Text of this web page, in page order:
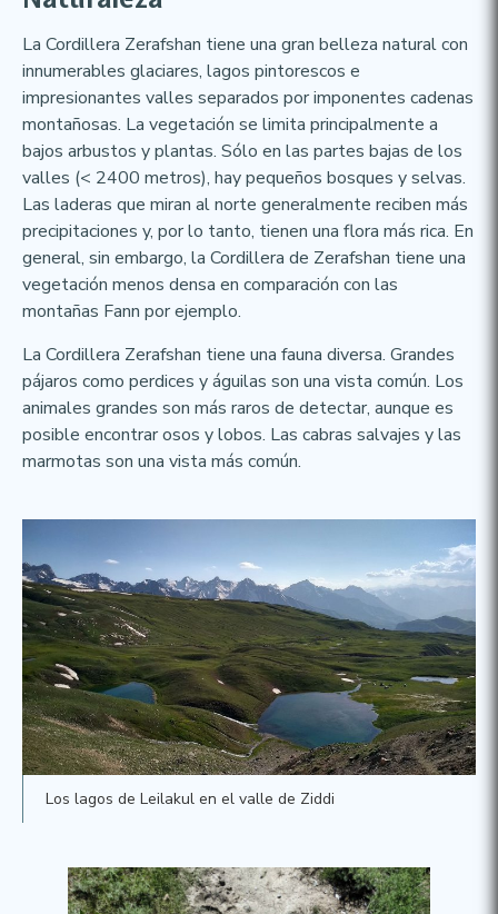
La Cordillera Zerafshan tiene una gran belleza natural con
innumerables glaciares, lagos pintorescos e
impresionantes valles separados por imponentes cadenas
montañosas. La vegetación se limita principalmente a
bajos arbustos y plantas. Sólo en las partes bajas de los
valles (< 2400 metros), hay pequeños bosques y selvas.
Las laderas que miran al norte generalmente reciben más
precipitaciones y, por lo tanto, tienen una flora más rica. En
general, sin embargo, la Cordillera de Zerafshan tiene una
vegetación menos densa en comparación con las
montañas Fann por ejemplo.
La Cordillera Zerafshan tiene una fauna diversa. Grandes
pájaros como perdices y águilas son una vista común. Los
animales grandes son más raros de detectar, aunque es
posible encontrar osos y lobos. Las cabras salvajes y las
marmotas son una vista más común.
Los lagos de Leilakul en el valle de Ziddi